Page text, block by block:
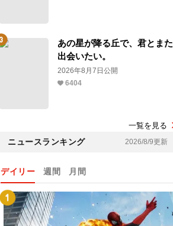
あの星が降る丘で、君とまた
出会いたい。
2026年8月7日公開
6404
一覧を見る
ニュースランキング 2026/8/9更新
デイリー 週間 月間